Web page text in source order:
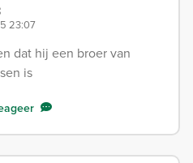
23:07
dat hij een broer van
is